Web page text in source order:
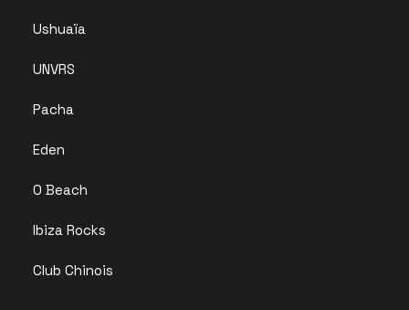
Ushuaïa
UNVRS
Pacha
Eden
O Beach
Ibiza Rocks
Club Chinois